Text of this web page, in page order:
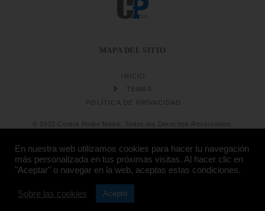
MAPA DEL SITIO
INICIO
TEMAS
POLÍTICA DE PRIVACIDAD
© 2022 Contra Poder News. Todos los Derechos Reservados.
Diseño web
En nuestra web utilizamos cookies para hacer tu navegación
más personalizada en tus próximas visitas. Al hacer clic en
"Aceptar" o navegar en la web, aceptas estas condiciones.
Sobre las cookies Acepto